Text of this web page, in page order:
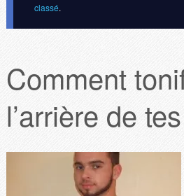
classé.
Comment
l’arrière de